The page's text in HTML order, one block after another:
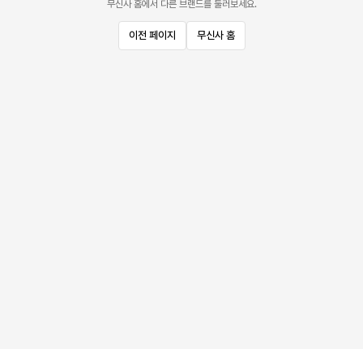
무신사 홈에서 다른 브랜드를 둘러보세요.
이전 페이지 무신사 홈